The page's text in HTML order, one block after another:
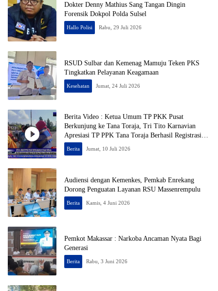
Dokter Denny Mathius Sang Tangan Dingin
Forensik Dokpol Polda Sulsel
Hallo Polisi Rabu, 29 Juli 2026
RSUD Sulbar dan Kemenag Mamuju Teken PKS
Tingkatkan Pelayanan Keagamaan
Kesehatan Jumat, 24 Juli 2026
Berita Video : Ketua Umum TP PKK Pusat
Berkunjung ke Tana Toraja, Tri Tito Karnavian
Apresiasi TP PPK Tana Toraja Berhasil Registrasi
50% Posyandu
Berita Jumat, 10 Juli 2026
Audiensi dengan Kemenkes, Pemkab Enrekang
Dorong Penguatan Layanan RSU Massenrempulu
Berita Kamis, 4 Juni 2026
Pemkot Makassar : Narkoba Ancaman Nyata Bagi
Generasi
Berita Rabu, 3 Juni 2026